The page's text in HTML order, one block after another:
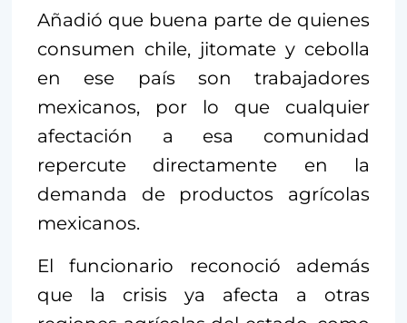
Añadió que buena parte de quienes
consumen chile, jitomate y cebolla
en ese país son trabajadores
mexicanos, por lo que cualquier
afectación a esa comunidad
repercute directamente en la
demanda de productos agrícolas
mexicanos.
El funcionario reconoció además
que la crisis ya afecta a otras